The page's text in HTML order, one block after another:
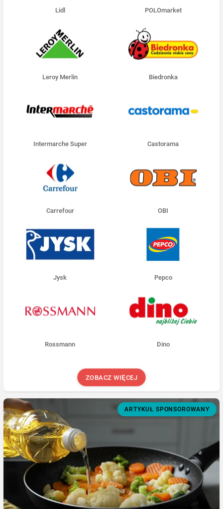
Lidl POLOmarket
Leroy Merlin Biedronka
Intermarche Super Castorama
Carrefour OBI
Jysk Pepco
Rossmann Dino
ZOBACZ WIĘCEJ
ARTYKUŁ SPONSOROWANY